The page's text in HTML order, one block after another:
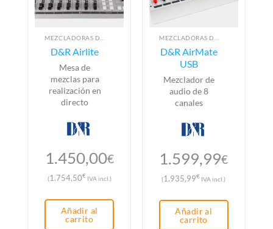
D&R Airlite
Mesa de
mezclas para
realización en
directo
1.450,00€
(1.754,50€IVA incl.)
Añadir al
carrito
D&R AirMate
USB
Mezclador de
audio de 8
canales
1.599,99€
(1.935,99€ IVA incl.)
Añadir al
carrito